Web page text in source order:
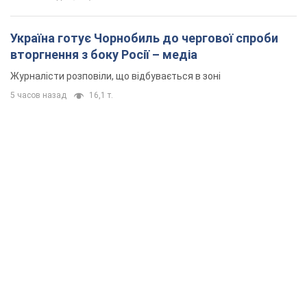
Україна готує Чорнобиль до чергової спроби
вторгнення з боку Росії – медіа
Журналісти розповіли, що відбувається в зоні
5 часов назад 16,1 т.